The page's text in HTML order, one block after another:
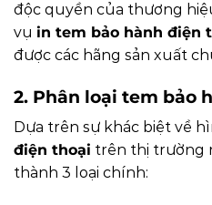
độc quyền của thương
vụ in tem bảo hành điện
được các hãng sản xuất
2. Phân loại tem bảo
Dựa trên sự khác biệt về
điện thoại trên thị trường
thành 3 loại chính: